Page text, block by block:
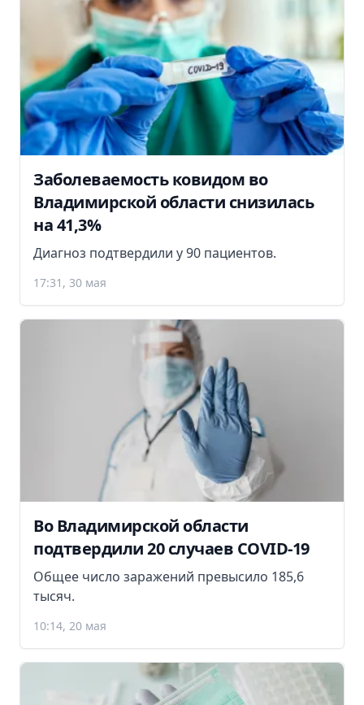
Заболеваемость ковидом во
Владимирской области снизилась
на 41,3%
Диагноз подтвердили у 90 пациентов.
17:31, 30 мая
Во Владимирской области
подтвердили 20 случаев COVID-19
Общее число заражений превысило 185,6
тысяч.
10:14, 20 мая